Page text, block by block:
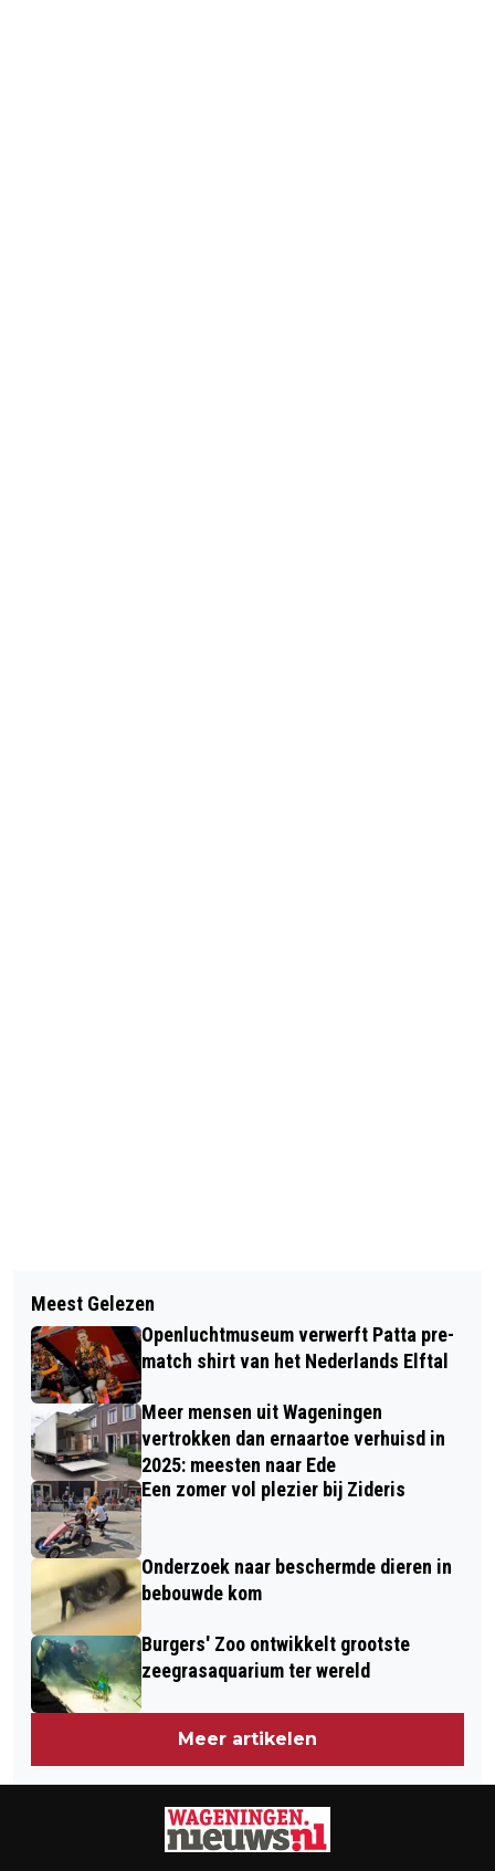
WAGENINGS EREZILVER VOOR JAZZ-
AMBASSADEUR ANDREA BROESDER
WAGENINGS EREZILVER VOOR ELSJE
VAN DE WEG VAN THUIS
Meest Gelezen
Openluchtmuseum verwerft Patta pre-
match shirt van het Nederlands Elftal
Meer mensen uit Wageningen
vertrokken dan ernaartoe verhuisd in
2025: meesten naar Ede
Een zomer vol plezier bij Zideris
Onderzoek naar beschermde dieren in
bebouwde kom
Burgers' Zoo ontwikkelt grootste
zeegrasaquarium ter wereld
Meer artikelen